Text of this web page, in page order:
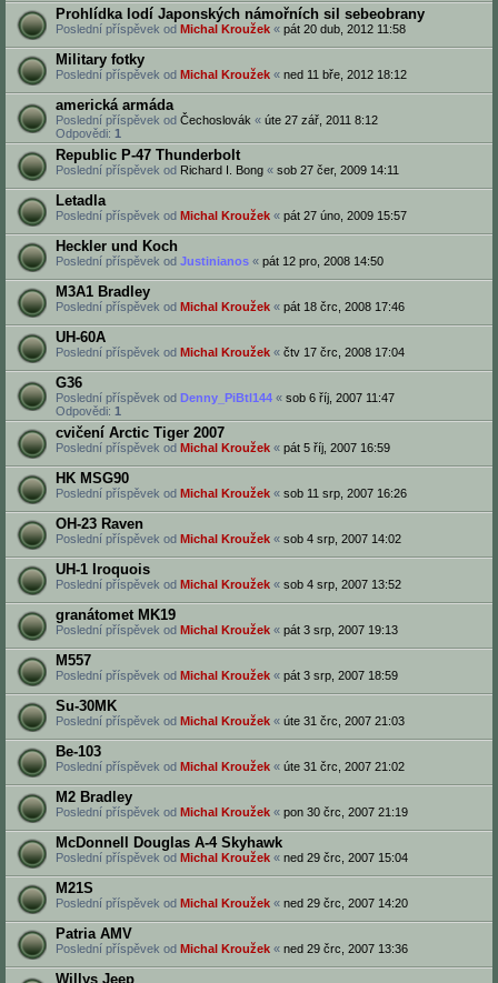
Prohlídka lodí Japonských námořních sil sebeobrany
Poslední příspěvek od Michal Kroužek « pát 20 dub, 2012 11:58
Military fotky
Poslední příspěvek od Michal Kroužek « ned 11 bře, 2012 18:12
americká armáda
Poslední příspěvek od Čechoslovák « úte 27 zář, 2011 8:12
Odpovědi: 1
Republic P-47 Thunderbolt
Poslední příspěvek od Richard I. Bong « sob 27 čer, 2009 14:11
Letadla
Poslední příspěvek od Michal Kroužek « pát 27 úno, 2009 15:57
Heckler und Koch
Poslední příspěvek od Justinianos « pát 12 pro, 2008 14:50
M3A1 Bradley
Poslední příspěvek od Michal Kroužek « pát 18 črc, 2008 17:46
UH-60A
Poslední příspěvek od Michal Kroužek « čtv 17 črc, 2008 17:04
G36
Poslední příspěvek od Denny_PiBtl144 « sob 6 říj, 2007 11:47
Odpovědi: 1
cvičení Arctic Tiger 2007
Poslední příspěvek od Michal Kroužek « pát 5 říj, 2007 16:59
HK MSG90
Poslední příspěvek od Michal Kroužek « sob 11 srp, 2007 16:26
OH-23 Raven
Poslední příspěvek od Michal Kroužek « sob 4 srp, 2007 14:02
UH-1 Iroquois
Poslední příspěvek od Michal Kroužek « sob 4 srp, 2007 13:52
granátomet MK19
Poslední příspěvek od Michal Kroužek « pát 3 srp, 2007 19:13
M557
Poslední příspěvek od Michal Kroužek « pát 3 srp, 2007 18:59
Su-30MK
Poslední příspěvek od Michal Kroužek « úte 31 črc, 2007 21:03
Be-103
Poslední příspěvek od Michal Kroužek « úte 31 črc, 2007 21:02
M2 Bradley
Poslední příspěvek od Michal Kroužek « pon 30 črc, 2007 21:19
McDonnell Douglas A-4 Skyhawk
Poslední příspěvek od Michal Kroužek « ned 29 črc, 2007 15:04
M21S
Poslední příspěvek od Michal Kroužek « ned 29 črc, 2007 14:20
Patria AMV
Poslední příspěvek od Michal Kroužek « ned 29 črc, 2007 13:36
Willys Jeep